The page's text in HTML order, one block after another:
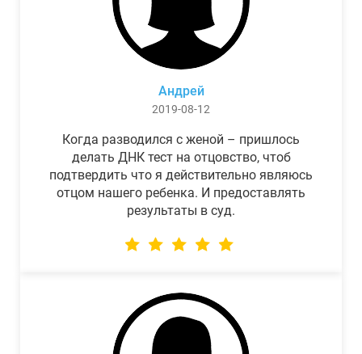
Андрей
2019-08-12
Когда разводился с женой – пришлось
делать ДНК тест на отцовство, чтоб
подтвердить что я действительно являюсь
отцом нашего ребенка. И предоставлять
результаты в суд.